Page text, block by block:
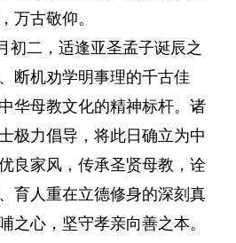
万古敬仰。
初二，适逢亚圣孟子诞辰之
断机劝学明事理的千古佳
华母教文化的精神标杆。诸
极力倡导，将此日确立为中
良家风，传承圣贤母教，诠
育人重在立德修身的深刻真
之心，坚守孝亲向善之本。